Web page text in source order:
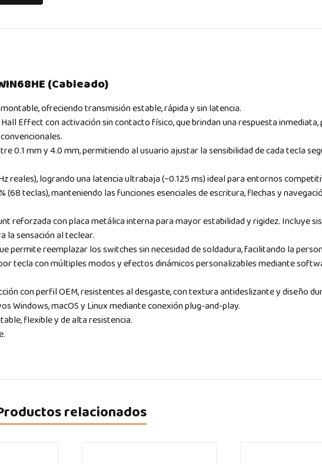
(Cableado)
ofreciendo transmisión estable, rápida y sin latencia.
Effect con activación sin contacto físico, que brindan una respuesta inmediata,
0.1 mm y 4.0 mm, permitiendo al usuario ajustar la sensibilidad de cada tecla
reales), logrando una latencia ultrabaja (~0.125 ms) ideal para entornos
(68 teclas), manteniendo las funciones esenciales de escritura, flechas y
reforzada con placa metálica interna para mayor estabilidad y rigidez. Incluye
la sensación al teclear.
permite reemplazar los switches sin necesidad de soldadura, facilitando la
tecla con múltiples modos y efectos dinámicos personalizables mediante
con perfil OEM, resistentes al desgaste, con textura antideslizante y diseño
Windows, macOS y Linux mediante conexión plug-and-play.
flexible y de alta resistencia.
relacionados